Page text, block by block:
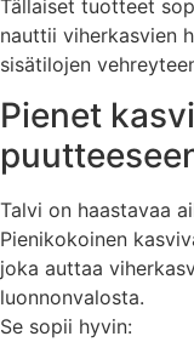
Tällaiset tuotteet
nauttii viherkasvien
sisätilojen
Pienet
Talvi on haastavaa
Pienikokoinen
joka auttaa
luonnonvalosta.
Se sopii hyvin: